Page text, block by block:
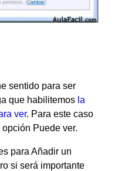
sentido para ser
que habilitemos la
ver. Para este caso
Puede ver.
para Añadir un
si será importante